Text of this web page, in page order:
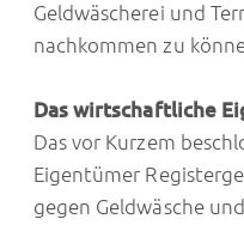
Geldwäscherei und
nachkommen zu
Das wirtschaftliche
Das vor Kurzem
Eigentümer
gegen Geldwäsche